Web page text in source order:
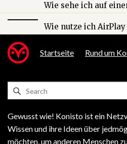
Wie sehe ich auf
Wie nutze ich
Startseite Rund um
Gewusst wie! Konisto ist ein
Wissen und ihre Ideen über
möchten, um anderen Menschen